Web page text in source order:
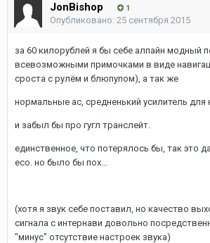
JonBishop 1
Опубликовано: 25 сентября 2015
за 60 килорублей я бы себе алпайн модный
всевозможными примочками в виде
сроста с рулём и блюпупом), а так же
нормальные ас, средненький усилитель для
и забыл бы про гугл транслейт.
единственное, что потерялось бы, так это
eco. но было бы пох...
(хотя я звук себе поставил, но качество
сигнала с интернави довольно
"минус" отсутствие настроек звука)